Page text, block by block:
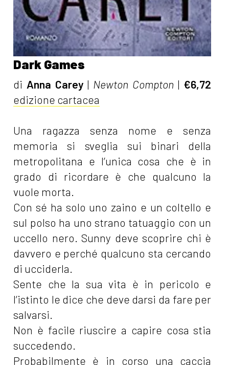
Dark Games
di Anna Carey| Newton Compton | €6,72
edizione cartacea
Una ragazza senza nome e senza
memoria si sveglia sui binari della
metropolitana e l’unica cosa che è in
grado di ricordare è che qualcuno la
vuole morta.
Con sé ha solo uno zaino e un coltello e
sul polso ha uno strano tatuaggio con un
uccello nero. Sunny deve scoprire chi è
davvero e perché qualcuno sta cercando
di ucciderla.
Sente che la sua vita è in pericolo e
l’istinto le dice che deve darsi da fare per
salvarsi.
Non è facile riuscire a capire cosa stia
succedendo.
Probabilmente è in corso una caccia